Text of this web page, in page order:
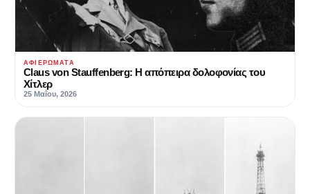
ΑΦΙΕΡΏΜΑΤΑ
Claus von Stauffenberg: Η απόπειρα δολοφονίας του
Χίτλερ
25 Μαΐου, 2026